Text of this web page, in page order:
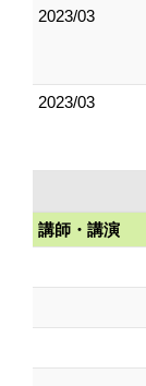
2023/03
2023/03
講師・講演